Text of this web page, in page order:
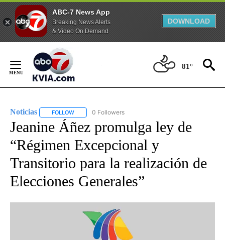
ABC-7 News App
Breaking News Alerts
& Video On Demand
DOWNLOAD
Content
81°
Noticias FOLLOW FOLLOW "NOTICIAS" TO RECEIVE NOTIFICATIONS
0 Followers
Jeanine Áñez promulga ley de
“Régimen Excepcional y
Transitorio para la realización de
Elecciones Generales”